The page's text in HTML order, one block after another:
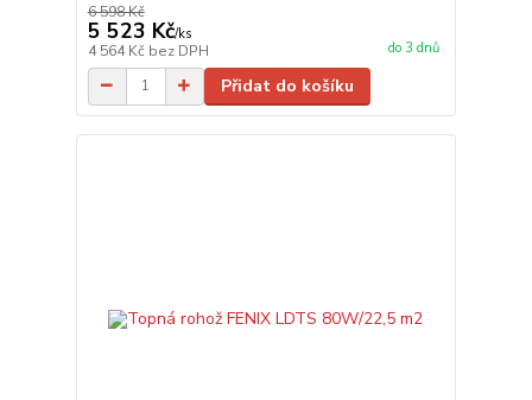
6 598 Kč
5 523 Kč/ks
4 564 Kč bez DPH do 3 dnů
Přidat do košíku